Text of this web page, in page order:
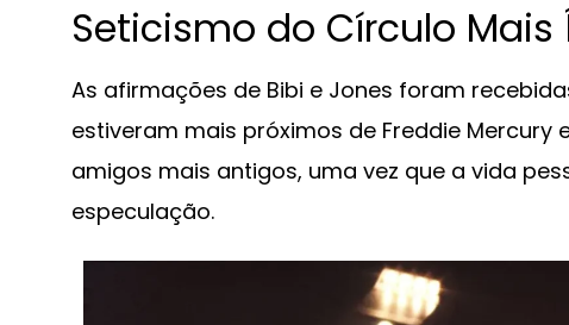
Seticismo do Círculo
As afirmações de Bibi e Jones foram
estiveram mais próximos de Freddie
amigos mais antigos, uma vez que a vida
especulação.